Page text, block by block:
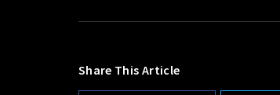
Share This Article